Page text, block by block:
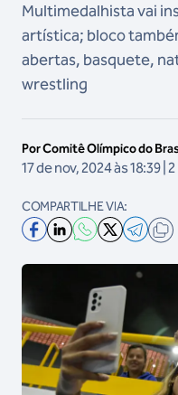
Multimedalhista vai
artística; bloco
abertas, basquete,
wrestling
Por Comitê Olímpico do
17 de nov, 2024 às 18:39 |
COMPARTILHE VIA: